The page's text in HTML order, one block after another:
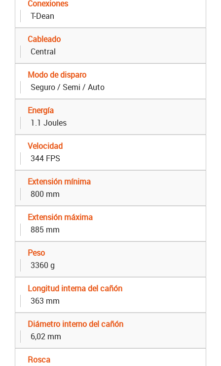
Conexiones
T-Dean
Cableado
Central
Modo de disparo
Seguro / Semi / Auto
Energía
1.1 Joules
Velocidad
344 FPS
Extensión mínima
800 mm
Extensión máxima
885 mm
Peso
3360 g
Longitud interna del cañón
363 mm
Diámetro interno del cañón
6,02 mm
Rosca